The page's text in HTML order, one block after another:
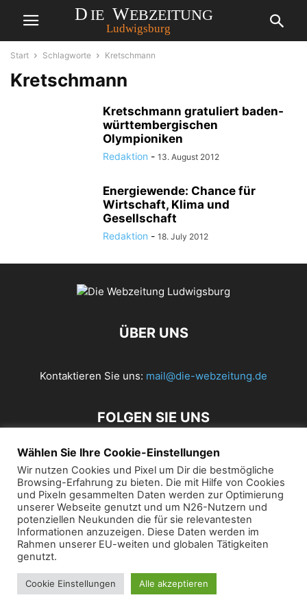
Start Schlagworte Kretschmann
Kretschmann
Kretschmann gratuliert baden-
württembergischen
Olympioniken
Redaktion - 13. August 2012
Energiewende: Chance für
Wirtschaft, Klima und
Gesellschaft
Redaktion - 18. July 2012
ÜBER UNS
Kontaktieren Sie uns: mail@die-webzeitung.de
FOLGEN SIE UNS
© 2019 Die Webzeitung
Wählen Sie Ihre Cookie-Einstellungen
Wir nutzen Cookies und Pixel um Dir die bestmögliche
Browsing-Erfahrung zu bieten. Die mit Hilfe von Cookies
und Pixeln gesammelten Daten werden zur Optimierung
unserer Webseite genutzt und um N26-Nutzern und
potenziellen Neukunden die für sie relevantesten
Informationen anzuzeigen. Diese Daten werden im
Rahmen unserer EU-weiten und globalen Tätigkeiten
genutzt.
Cookie Einstellungen Alle akzeptieren